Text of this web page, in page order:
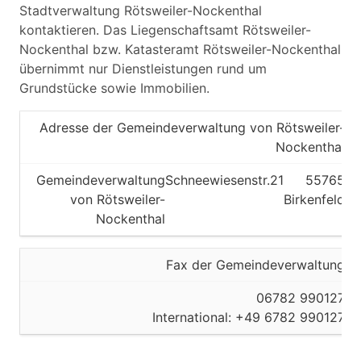
Stadtverwaltung Rötsweiler-Nockenthal
kontaktieren. Das Liegenschaftsamt Rötsweiler-
Nockenthal bzw. Katasteramt Rötsweiler-Nockenthal
übernimmt nur Dienstleistungen rund um
Grundstücke sowie Immobilien.
Adresse der Gemeindeverwaltung von Rötsweiler-
Nockenthal
Gemeindeverwaltung
von Rötsweiler-
Nockenthal
Schneewiesenstr.21
55765
Birkenfeld
Fax der Gemeindeverwaltung
06782 990127
International: +49 6782 990127